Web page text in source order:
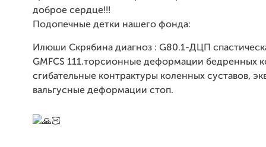
доброе сердце!!!
Подопечные детки нашего фонда:
Илюши Скрябина диагноз : G80.1-ДЦП
GMFCS 111.торсионные деформации бедренных
сгибательные контрактуры коленных суставов,
вальгусные деформации стоп.